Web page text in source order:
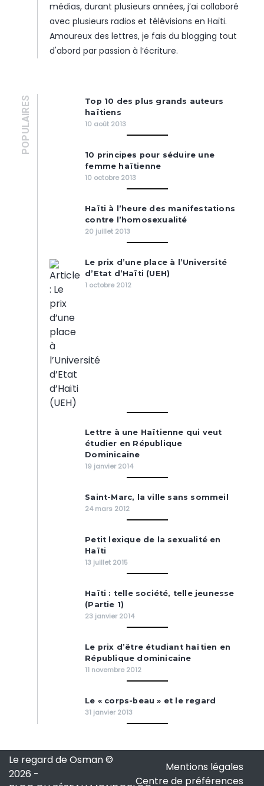
médias, durant plusieurs années, j’ai collaboré
avec plusieurs radios et télévisions en Haïti.
Amoureux des lettres, je fais du blogging tout
d'abord par passion à l’écriture.
POPULAIRES
Top 10 des plus grands auteurs
haïtiens
10 août 2013
10 principes pour séduire une
femme haïtienne
10 octobre 2013
Haïti à l’heure des manifestations
contre l’homosexualité
20 juillet 2013
Le prix d’une place à l’Université
d’Etat d’Haïti (UEH)
1 octobre 2012
Lettre à une Haïtienne qui veut
étudier en République
Dominicaine
19 janvier 2014
Saint-Marc, la ville sans sommeil
24 mars 2012
Petit lexique de la sexualité en
Haïti
13 juillet 2015
Haïti : telle société, telle jeunesse
(Partie 1)
23 janvier 2014
Le prix d’être étudiant haïtien en
République dominicaine
11 novembre 2012
Le « corps-beau » et le regard
31 janvier 2013
Le regard de Osman ©
2026 -
Mentions légales
Centre de préférences